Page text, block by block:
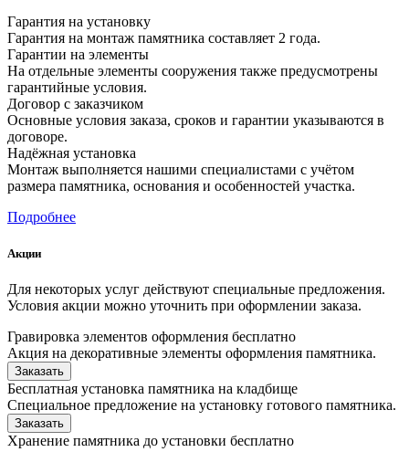
Гарантия на установку
Гарантия на монтаж памятника составляет 2 года.
Гарантии на элементы
На отдельные элементы сооружения также предусмотрены
гарантийные условия.
Договор с заказчиком
Основные условия заказа, сроков и гарантии указываются в
договоре.
Надёжная установка
Монтаж выполняется нашими специалистами с учётом
размера памятника, основания и особенностей участка.
Подробнее
Акции
Для некоторых услуг действуют специальные предложения.
Условия акции можно уточнить при оформлении заказа.
Гравировка элементов оформления бесплатно
Акция на декоративные элементы оформления памятника.
Заказать
Бесплатная установка памятника на кладбище
Специальное предложение на установку готового памятника.
Заказать
Хранение памятника до установки бесплатно